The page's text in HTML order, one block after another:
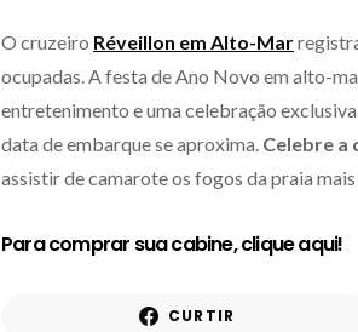
O cruzeiro Réveillon em Alto-Mar
ocupadas. A festa de Ano Novo em alto-
entretenimento e uma celebração
data de embarque se aproxima. Celebre a
assistir de camarote os fogos da praia
Para comprar sua cabine,clique aqui!
CURTIR